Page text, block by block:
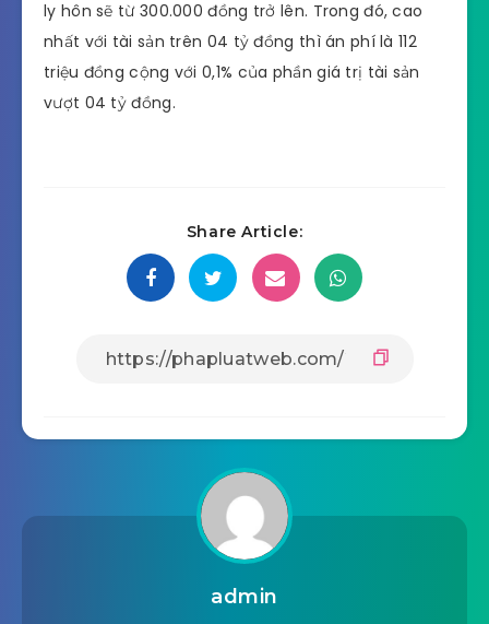
ly hôn sẽ từ 300.000 đồng trở lên. Trong đó, cao
nhất với tài sản trên 04 tỷ đồng thì án phí là 112
triệu đồng cộng với 0,1% của phần giá trị tài sản
vượt 04 tỷ đồng.
Share Article:
admin